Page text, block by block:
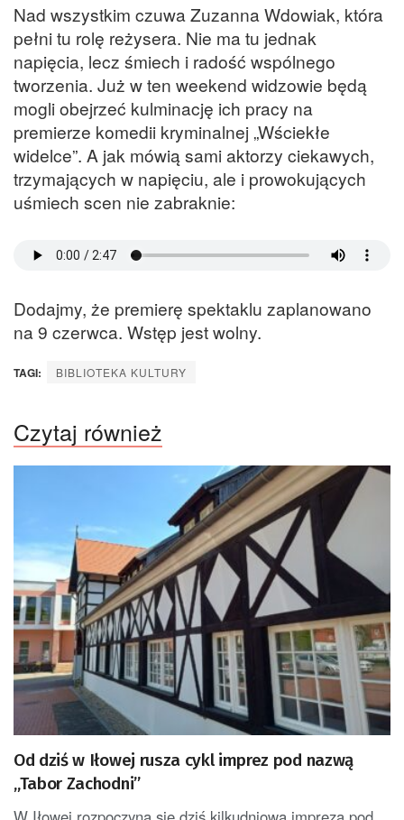
Nad wszystkim czuwa Zuzanna Wdowiak, która
pełni tu rolę reżysera. Nie ma tu jednak
napięcia, lecz śmiech i radość wspólnego
tworzenia. Już w ten weekend widzowie będą
mogli obejrzeć kulminację ich pracy na
premierze komedii kryminalnej „Wściekłe
widelce”. A jak mówią sami aktorzy ciekawych,
trzymających w napięciu, ale i prowokujących
uśmiech scen nie zabraknie:
Dodajmy, że premierę spektaklu zaplanowano
na 9 czerwca. Wstęp jest wolny.
TAGI: BIBLIOTEKA KULTURY
Czytaj również
Od dziś w Iłowej rusza cykl imprez pod nazwą
„Tabor Zachodni”